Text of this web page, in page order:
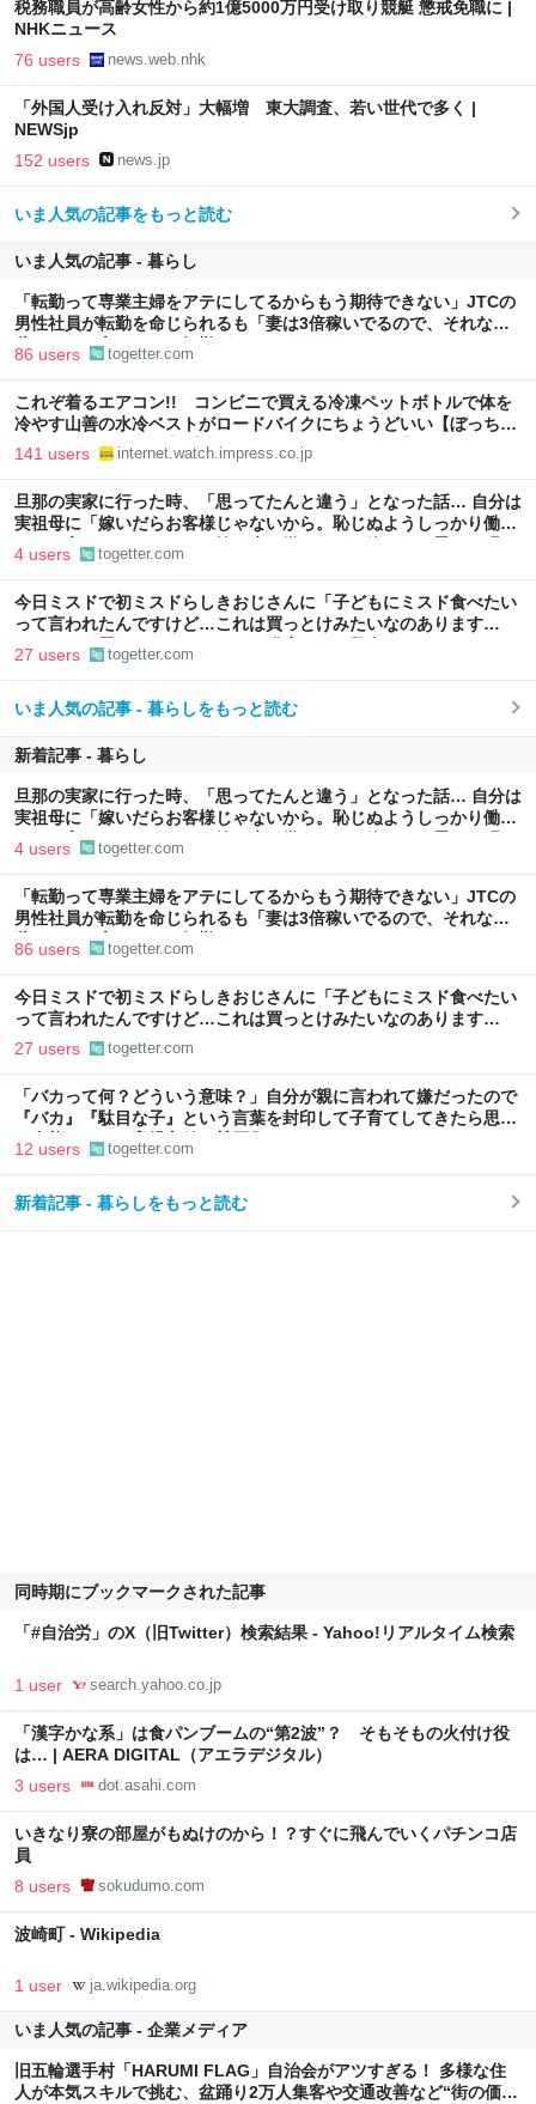
税務職員が高齢女性から約1億5000万円受け取り競艇 懲戒免職に |
NHKニュース
76 users news.web.nhk
「外国人受け入れ反対」大幅増 東大調査、若い世代で多く |
NEWSjp
152 users news.jp
いま人気の記事をもっと読む
いま人気の記事 - 暮らし
「転勤って専業主婦をアテにしてるからもう期待できない」JTCの
男性社員が転勤を命じられるも「妻は3倍稼いでるので、それなら
辞める」と言ったら、転勤がなくなった
86 users togetter.com
これぞ着るエアコン!! コンビニで買える冷凍ペットボトルで体を
冷やす山善の水冷ベストがロードバイクにちょうどいい【ぼっち・
ざ・ろーど！その14】【空いた時間でなにしてる？】
141 users internet.watch.impress.co.jp
旦那の実家に行った時、「思ってたんと違う」となった話… 自分は
実祖母に「嫁いだらお客様じゃないから。恥じぬようしっかり働
け」と言われていたので、嫁ぎ先で嫌われたら終わりと思い、張り
切っていた
4 users togetter.com
今日ミスドで初ミスドらしきおじさんに「子どもにミスド食べたい
って言われたんですけど…これは買っとけみたいなのあります
か…？」と尋ねられるイベントが発生して、興奮した
27 users togetter.com
いま人気の記事 - 暮らしをもっと読む
新着記事 - 暮らし
旦那の実家に行った時、「思ってたんと違う」となった話… 自分は
実祖母に「嫁いだらお客様じゃないから。恥じぬようしっかり働
け」と言われていたので、嫁ぎ先で嫌われたら終わりと思い、張り
4 users togetter.com
「転勤って専業主婦をアテにしてるからもう期待できない」JTCの
男性社員が転勤を命じられるも「妻は3倍稼いでるので、それなら
辞める」と言ったら、転勤がなくなった
86 users togetter.com
今日ミスドで初ミスドらしきおじさんに「子どもにミスド食べたい
って言われたんですけど…これは買っとけみたいなのあります
か…？」と尋ねられるイベントが発生して、興奮した
27 users togetter.com
「バカって何？どういう意味？」自分が親に言われて嫌だったので
『バカ』『駄目な子』という言葉を封印して子育てしてきたら思わ
ぬ事態に←この育児方針に賛否集まる
12 users togetter.com
新着記事 - 暮らしをもっと読む
同時期にブックマークされた記事
「#自治労」のX（旧Twitter）検索結果 - Yahoo!リアルタイム検索
1 user search.yahoo.co.jp
「漢字かな系」は食パンブームの“第2波”？ そもそもの火付け役
は… | AERA DIGITAL（アエラデジタル）
3 users dot.asahi.com
いきなり寮の部屋がもぬけのから！？すぐに飛んでいくパチンコ店
員
8 users sokudumo.com
波崎町 - Wikipedia
1 user ja.wikipedia.org
いま人気の記事 - 企業メディア
旧五輪選手村「HARUMI FLAG」自治会がアツすぎる！ 多様な住
人が本気スキルで挑む、盆踊り2万人集客や交通改善など“街の価値